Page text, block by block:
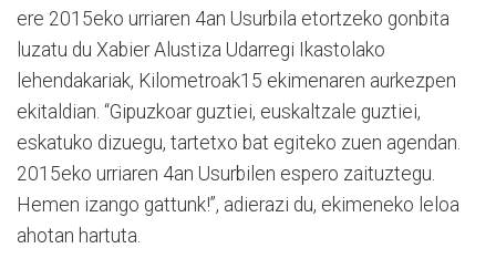
ere 2015eko urriaren 4an Usurbila etortzeko gonbita
luzatu du Xabier Alustiza Udarregi Ikastolako
lehendakariak, Kilometroak15 ekimenaren aurkezpen
ekitaldian. “Gipuzkoar guztiei, euskaltzale guztiei,
eskatuko dizuegu, tartetxo bat egiteko zuen agendan.
2015eko urriaren 4an Usurbilen espero zaituztegu.
Hemen izango gattunk!”, adierazi du, ekimeneko leloa
ahotan hartuta.